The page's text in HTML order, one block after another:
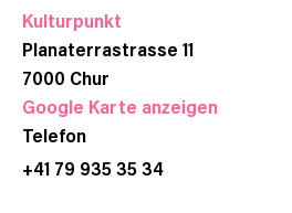
Kulturpunkt
Planaterrastrasse 11
7000 Chur
Google Karte anzeigen
Telefon
+41 79 935 35 34